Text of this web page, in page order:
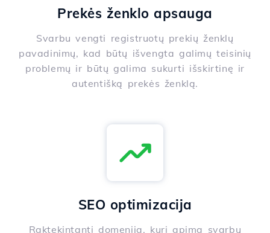
Prekės ženklo apsauga
Svarbu vengti registruotų prekių ženklų
pavadinimų, kad būtų išvengta galimų teisinių
problemų ir būtų galima sukurti išskirtinę ir
autentišką prekės ženklą.
SEO optimizacija
Raktekintanti domenija, kuri apima svarbų